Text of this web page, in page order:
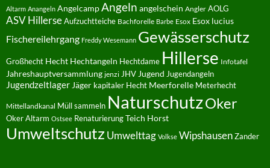
Altarm Anangeln AngelcampAngeln angelschein Angler AOLG
ASV HillerseAufzuchtteiche Bachforelle Barbe Esox Esox lucius
Fischereilehrgang Freddy Wesemann Gewässerschutz
Großhecht Hecht Hechtangeln Hechtdame Hillerse Infotafel
Jahreshauptversammlung jenzi JHVJugend Jugendangeln
JugendzeltlagerJäger kapitaler Hecht Meerforelle Meterhecht
Mittellandkanal Müll sammeln NaturschutzOker
Oker Altarm Ostsee RenaturierungTeich Horst
Umweltschutz Umwelttag Volkse WipshausenZander